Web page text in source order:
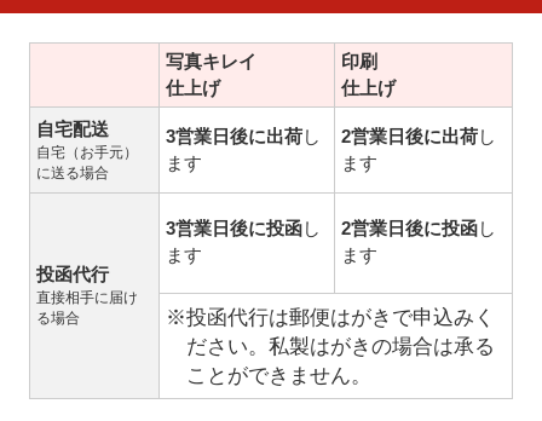
写真キレイ
仕上げ
印刷
仕上げ
自宅配送
自宅（お手元）
に送る場合
3営業日後に出荷し
ます
2営業日後に出荷し
ます
投函代行
直接相手に届け
る場合
3営業日後に投函し
ます
2営業日後に投函し
ます
※投函代行は郵便はがきで申込みく
ださい。私製はがきの場合は承る
ことができません。